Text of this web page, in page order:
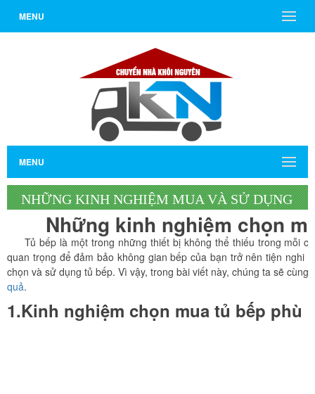
MENU
MENU
NHỮNG KINH NGHIỆM MUA VÀ SỬ DỤNG
TỦ BẾP HIỆU QUẢ
Những kinh nghiệm chọn
Tủ bếp là một trong những thiết bị không thể thiếu trong mỗi
quan trọng để đảm bảo không gian bếp của bạn trở nên tiện nghi
chọn và sử dụng tủ bếp. Vì vậy, trong bài viết này, chúng ta sẽ
quả.
1.Kinh nghiệm chọn mua tủ bếp phù